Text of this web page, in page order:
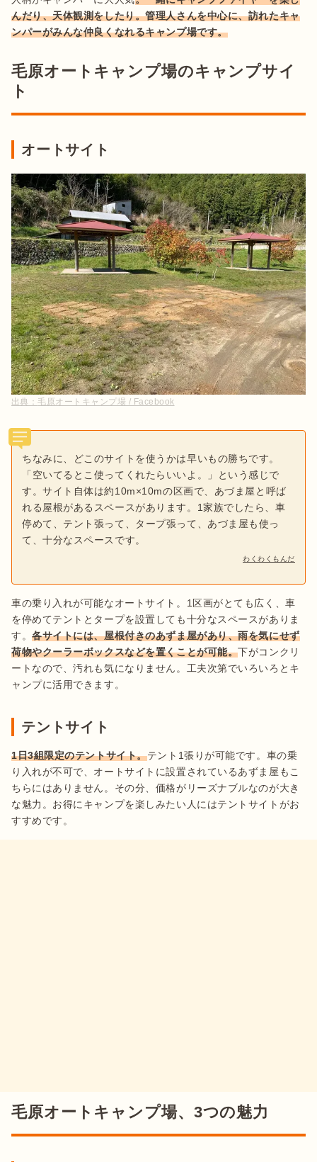
んだり、天体観測をしたり。管理人さんを中心に、訪れたキャ
ンパーがみんな仲良くなれるキャンプ場です。
毛原オートキャンプ場のキャンプサイ
ト
オートサイト
出典：毛原オートキャンプ場 / Facebook
ちなみに、どこのサイトを使うかは早いもの勝ちです。
「空いてるとこ使ってくれたらいいよ。」という感じで
す。サイト自体は約10m×10mの区画で、あづま屋と呼ば
れる屋根があるスペースがあります。1家族でしたら、車
停めて、テント張って、タープ張って、あづま屋も使っ
て、十分なスペースです。
わくわくもんだ
車の乗り入れが可能なオートサイト。1区画がとても広く、車
を停めてテントとタープを設置しても十分なスペースがありま
す。各サイトには、屋根付きのあずま屋があり、雨を気にせず
荷物やクーラーボックスなどを置くことが可能。下がコンクリ
ートなので、汚れも気になりません。工夫次第でいろいろとキ
ャンプに活用できます。
テントサイト
1日3組限定のテントサイト。テント1張りが可能です。車の乗
り入れが不可で、オートサイトに設置されているあずま屋もこ
ちらにはありません。その分、価格がリーズナブルなのが大き
な魅力。お得にキャンプを楽しみたい人にはテントサイトがお
すすめです。
毛原オートキャンプ場、3つの魅力